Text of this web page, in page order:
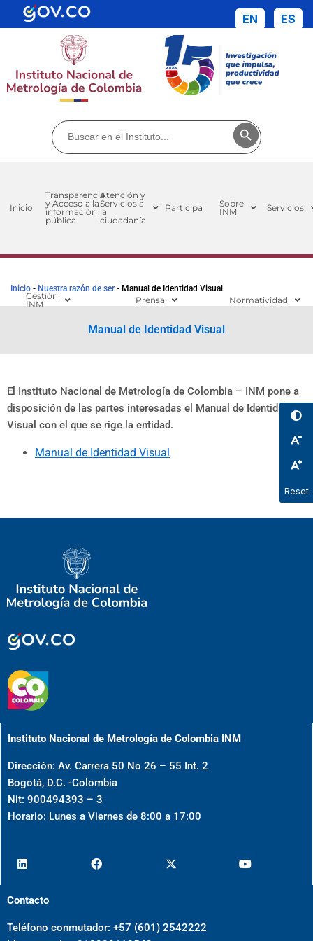
Reset
Buscar: Botón de
Inicio
Transparencia
y Acceso a la
información
pública
Atención y
Servicios a
la
ciudadanía
Participa
Sobre
INM
Servicios
Gestión
INM
Prensa Normatividad
Inicio - Nuestra razón de ser - Manual de Identidad Visual
Manual de Identidad Visual
El Instituto Nacional de Metrología de Colombia – INM pone a
disposición de las partes interesadas el Manual de Identidad
Visual con el que se rige la entidad.
Manual de Identidad Visual
Instituto Nacional de Metrología de Colombia INM
Dirección: Av. Carrera 50 No 26 – 55 Int. 2
Bogotá, D.C. -Colombia
Nit: 900494393 – 3
Horario: Lunes a Viernes de 8:00 a 17:00
Contacto
Teléfono conmutador: +57 (601) 2542222
EN ES